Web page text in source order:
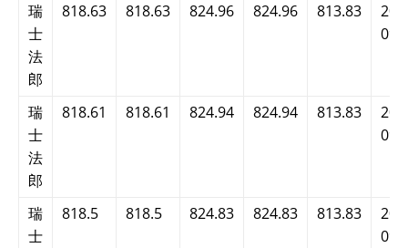
瑞
士
法
郎
818.63 818.63 824.96 824.96 813.83
瑞
士
法
郎
818.61 818.61 824.94 824.94 813.83
瑞
士
818.5 818.5 824.83 824.83 813.83